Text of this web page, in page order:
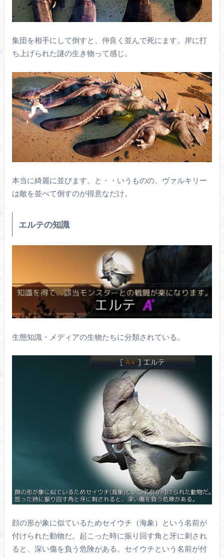
集団を相手にして倒すと、仲良く並んで死にます。岸に打
ち上げられた謎の生き物って感じ。
本当に綺麗に並びます。と・・いうものの、ヴァルキリー
は敵を並べて倒すのが得意なだけ。
エルテの知識
生態知識・メディアの生物たちに分類されている。
顔の形が象に似ているためセイウチ（海象）という名前が
付けられた動物だ。起こった時に振り回す角と牙に刺され
ると、深い傷を負う危険がある。セイウチという名前が付